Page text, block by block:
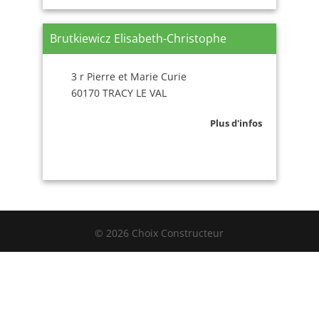
Brutkiewicz Elisabeth-Christophe
3 r Pierre et Marie Curie
60170 TRACY LE VAL
Plus d'infos
© 2026 Choix Constructeur